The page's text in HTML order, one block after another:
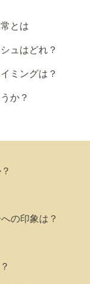
とは
ュはどれ？
ミングは？
か？
の印象は？